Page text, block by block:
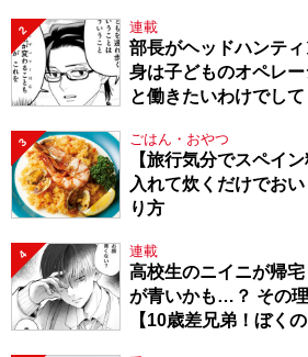
2 連載
部長がヘッドハンテ
身は子どものオペレ
と働きたいわけでし
3 ごはん・おやつ
【旅行気分でスペイ
入れて炊くだけでお
り方
4 連載
高校生のニイニが帰
が青いかも…？ その
【10歳差兄弟！ぼく